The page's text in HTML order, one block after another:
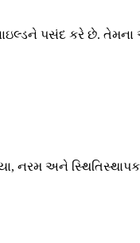
પસંદ કરે છે.
નરમ અને